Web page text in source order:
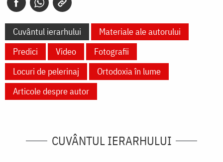
Cuvântul ierarhului
Materiale ale autorului
Predici
Video
Fotografii
Locuri de pelerinaj
Ortodoxia în lume
Articole despre autor
CUVÂNTUL IERARHULUI